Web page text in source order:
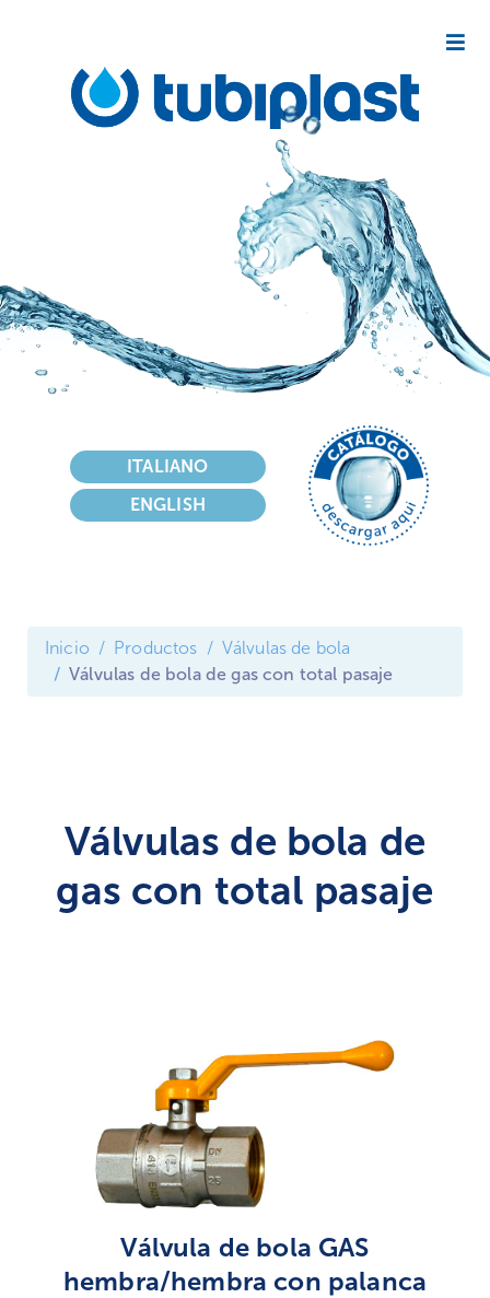
Seleccione su idioma
ITALIANO
ENGLISH
Inicio Productos
Válvulas de bola
Válvulas de bola de gas con total pasaje
Válvulas de bola de
gas con total pasaje
Válvula de bola GAS
hembra/hembra con palanca